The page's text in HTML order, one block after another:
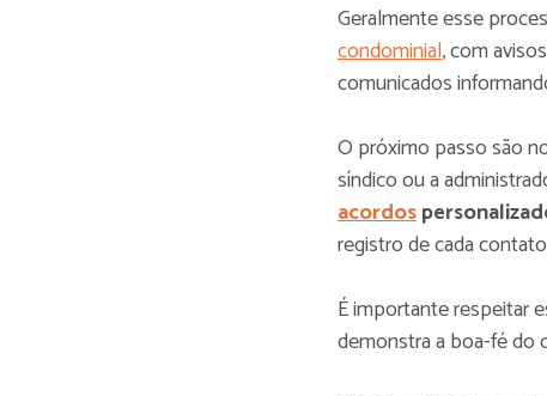
Geralmente esse
condominial, com
comunicados
O próximo passo são
síndico ou a
acordos
registro de cada
É importante respeitar
demonstra a boa-fé do